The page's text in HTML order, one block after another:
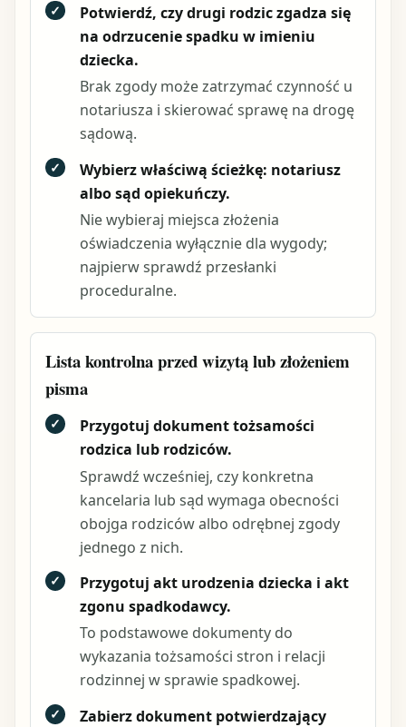
✓
Potwierdź, czy drugi rodzic zgadza się
na odrzucenie spadku w imieniu
dziecka.
Brak zgody może zatrzymać czynność u
notariusza i skierować sprawę na drogę
sądową.
✓
Wybierz właściwą ścieżkę: notariusz
albo sąd opiekuńczy.
Nie wybieraj miejsca złożenia
oświadczenia wyłącznie dla wygody;
najpierw sprawdź przesłanki
proceduralne.
Lista kontrolna przed wizytą lub złożeniem
pisma
✓
Przygotuj dokument tożsamości
rodzica lub rodziców.
Sprawdź wcześniej, czy konkretna
kancelaria lub sąd wymaga obecności
obojga rodziców albo odrębnej zgody
jednego z nich.
✓
Przygotuj akt urodzenia dziecka i akt
zgonu spadkodawcy.
To podstawowe dokumenty do
wykazania tożsamości stron i relacji
rodzinnej w sprawie spadkowej.
✓
Zabierz dokument potwierdzający